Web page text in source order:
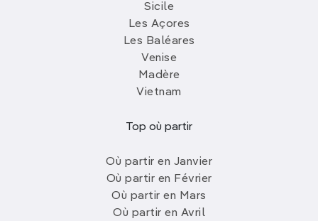
Sicile
Les Açores
Les Baléares
Venise
Madère
Vietnam
Top où partir
Où partir en Janvier
Où partir en Février
Où partir en Mars
Où partir en Avril